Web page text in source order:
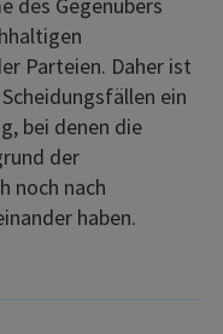
Parteien. Daher ist
ein
bei denen die
der
noch nach
haben.